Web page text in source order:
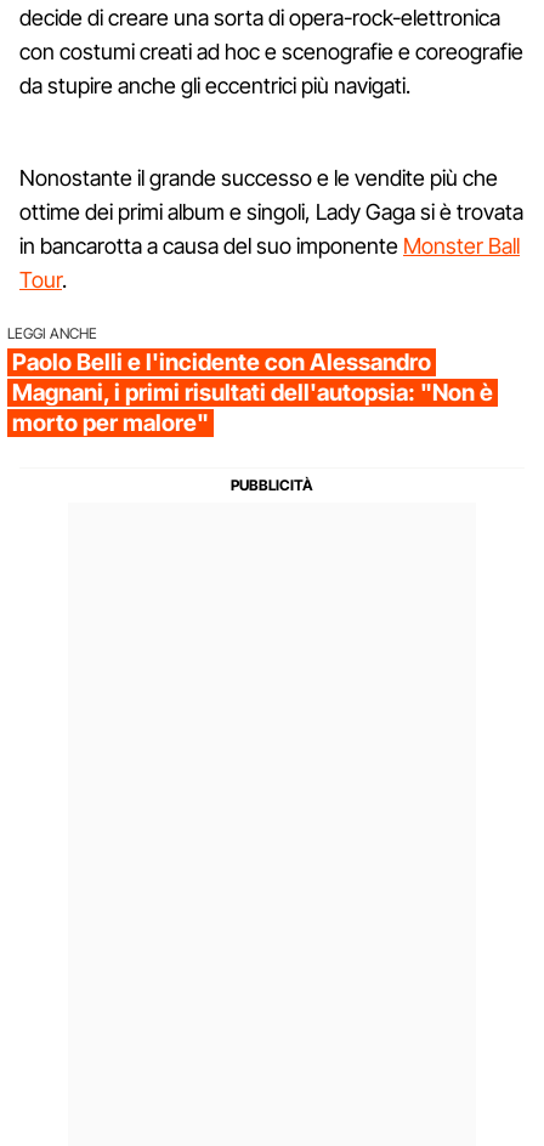
decide di creare una sorta di opera-rock-elettronica
con costumi creati ad hoc e scenografie e coreografie
da stupire anche gli eccentrici più navigati.
Nonostante il grande successo e le vendite più che
ottime dei primi album e singoli, Lady Gaga si è trovata
in bancarotta a causa del suo imponente Monster Ball
Tour.
LEGGI ANCHE
Paolo Belli e l'incidente con Alessandro
Magnani, i primi risultati dell'autopsia: "Non è
morto per malore"